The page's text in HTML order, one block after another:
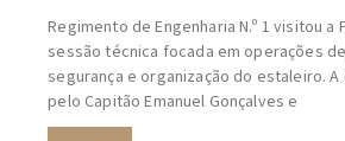
Regimento de Engenharia N.º 1 visitou a
sessão técnica focada em operações
segurança e organização do estaleiro.
pelo Capitão Emanuel Gonçalves e